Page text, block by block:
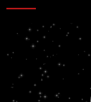
Reproductor
vídeo